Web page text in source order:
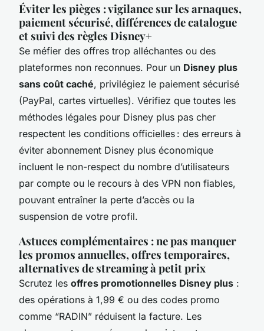
Éviter les pièges : vigilance sur les arnaques,
paiement sécurisé, différences de catalogue
et suivi des règles Disney+
Se méfier des offres trop alléchantes ou des
plateformes non reconnues. Pour un Disney plus
sans coût caché, privilégiez le paiement sécurisé
(PayPal, cartes virtuelles). Vérifiez que toutes les
méthodes légales pour Disney plus pas cher
respectent les conditions officielles : des erreurs à
éviter abonnement Disney plus économique
incluent le non-respect du nombre d’utilisateurs
par compte ou le recours à des VPN non fiables,
pouvant entraîner la perte d’accès ou la
suspension de votre profil.
Astuces complémentaires : ne pas manquer
les promos annuelles, offres temporaires,
alternatives de streaming à petit prix
Scrutez les offres promotionnelles Disney plus :
des opérations à 1,99 € ou des codes promo
comme “RADIN” réduisent la facture. Les